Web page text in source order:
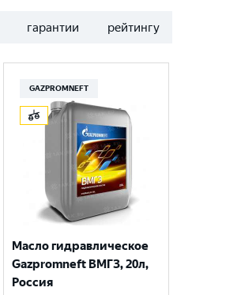
гарантии рейтингу
GAZPROMNEFT
Масло гидравлическое
Gazpromneft ВМГЗ, 20л,
Россия